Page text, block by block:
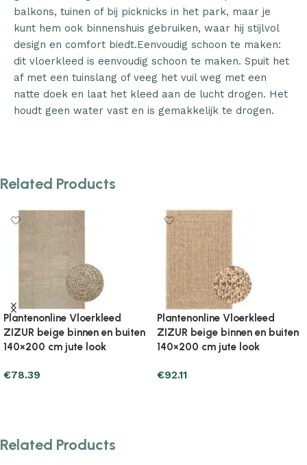
balkons, tuinen of bij picknicks in het park, maar je
kunt hem ook binnenshuis gebruiken, waar hij stijlvol
design en comfort biedt.Eenvoudig schoon te maken:
dit vloerkleed is eenvoudig schoon te maken. Spuit het
af met een tuinslang of veeg het vuil weg met een
natte doek en laat het kleed aan de lucht drogen. Het
houdt geen water vast en is gemakkelijk te drogen.
Related Products
Plantenonline Vloerkleed
ZIZUR beige binnen en buiten
200×290 cm jute look
€165.61
Plantenonline Vloerkleed
ZIZUR beige binnen en buiten
240×340 cm jute look
€192.07
Related Products